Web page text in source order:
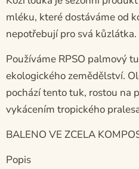
mléku, které dostáváme od
nepotřebují pro svá kůzlátka.
Používáme RPSO palmový
ekologického zemědělství.
pochází tento tuk, rostou na
vykácením tropického
BALENO VE ZCELA
Popis